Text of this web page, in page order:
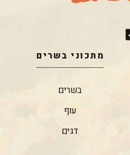
מתכוני בשרים
בשרים
עוף
דגים